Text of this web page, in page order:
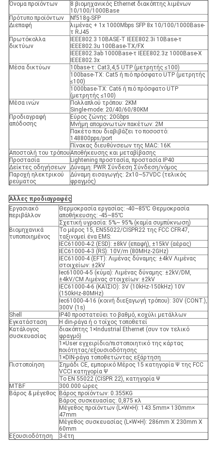
Όνομα προϊόντων
8 βιομηχανικός Ethernet διακόπτης λιμένων
10/100/1000Base
Πρότυπο προϊόντων
Nf518g-SFP
Διεπαφή
λιμένας + 1x 1000Mbps SFP 8x 10/100/1000Base-
τ RJ45
Πρωτόκολλα
δικτύων
IEEE802.3 10BASE-Τ IEEE802.3i 10Base-τ
IEEE802.3u 100Base-TX/FX
IEEE802.3ab 1000Base-τ IEEE802.3z 1000Base-Χ
IEEE802.3x
Μέσα δικτύων
10base-τ: Cat3,4,5 UTP (μετρητής ≤100)
100base-TX: Cat5 ή πιό πρόσφατο UTP (μετρητής
≤100)
1000base-TX: Cat6 ή πιό πρόσφατο UTP
(μετρητής ≤100)
Μέσα ινών
Πολλαπλού τρόπου: 2KM
Single-mode: 20/40/60/80KM
Προδιαγραφή
απόδοσης
Εύρος ζώνης: 20Gbps
Μνήμη απομονωτών πακέτων: 2M
Πακέτο που διαβιβάζει το ποσοστό:
148800pps/port
Πίνακας διευθύνσεων της MAC: 16K
Αποστολή του τρόπουΑποθήκευσης και μεταβίβασης
Προστασία
Lightening προστασία, προστασία IP40
Δείκτες οδηγήσεων
Δύναμη: PWR Σύνδεση Σύνδεση/νόμος
Παροχή ηλεκτρικού
ρεύματος
Δύναμη εισαγωγής: 2x10~57VDC (τελικός
φραγμός)
Άλλες προδιαγραφές
Εργασιακό
περιβάλλον
Θερμοκρασία εργασίας: -40~85℃ Θερμοκρασία
αποθήκευσης: -45~85℃
Σχετική υγρασία: 5%~ 95% (καμία συμπύκνωση)
Βιομηχανικά
τυποποιημένος
Το μέρος 15, EN55022/CISPR22 της FCC CFR47,
ταξινομεί ένα EMS:
IEC61000-4-2 (ESD): ±8kV (επαφή), ±15kV (αέρας)
IEC61000-4-3 (RS): 10V/m (80MHz-2GHz)
IEC61000-4 (EFT): Λιμένας δύναμης: ±4kV Λιμένας
στοιχείων: ±2kV
Iec61000-4-5 (κύμα): Λιμένας δύναμης: ±2kV/DM,
±4kV/CM Λιμένας στοιχείων: ±2kV
IEC61000-4-6 (ΚΑΊΣΙΟ): 3V (10kHz-150kHz) 10V
(150kHz-80MHz)
Iec61000-4-16 (κοινή διεξαγωγή τρόπου): 30V (CONT.),
300V (1s)
Shell
IP40 προστατεύει το βαθμό, κοχύλι μετάλλων
Εγκατάσταση
Η din-ράγα ή ο τοίχος τοποθετεί
Κατάλογος
συσκευασίας
διακόπτης 1×Industrial Ethernet (συν τον τελικό
φραγμό)
1×User εγχειρίδιο/πιστοποιητικό της κάρτας
ποιότητας/εξουσιοδότησης
1×DIN-ράγα τοποθετώντας εξάρτηση
Πιστοποίηση
Σημάδι CE, εμπορικό Μέρος 15 κατηγορία Ψ της FCC
VCCI κατηγορία Ψ
Το EN 55022 (CISPR 22), κατηγορία Ψ
MTBF
300.000 ώρες
Βάρος & μέγεθος
Βάρος προϊόντων: 0.355KG
Βάρος συσκευασίας: 0,875 κλ
Μέγεθος προϊόντων (L×W×H): 143.5mm× 130mm×
47mm
Μέγεθος συσκευασίας (L×W×H): 286mm X 230mm X
60mm
Εξουσιοδότηση
3-έτη